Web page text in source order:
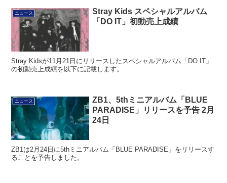
ニュース
Stray Kids スペシャルアルバム
「DO IT」初動売上成績
Stray Kidsが11月21日にリリースしたスペシャルアルバム「DO IT」
の初動売上成績を以下に記載します。
ニュース
ZB1、5thミニアルバム「BLUE
PARADISE」リリースを予告 2月
24日
ZB1は2月24日に5thミニアルバム「BLUE PARADISE」をリリースす
ることを予告しました。